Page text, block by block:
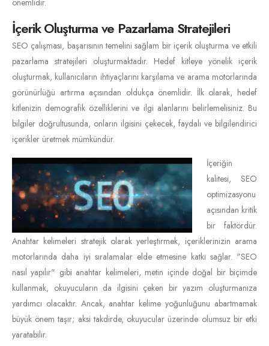
önemlidir.
İçerik Oluşturma ve Pazarlama Stratejileri
SEO çalışması, başarısının temelini sağlam bir içerik oluşturma ve etkili
pazarlama stratejileri oluşturmaktadır. Hedef kitleye yönelik içerik
oluşturmak, kullanıcıların ihtiyaçlarını karşılama ve arama motorlarında
görünürlüğü artırma açısından oldukça önemlidir. İlk olarak, hedef
kitlenizin demografik özelliklerini ve ilgi alanlarını belirlemelisiniz. Bu
bilgiler doğrultusunda, onların ilgisini çekecek, faydalı ve bilgilendirici
içerikler üretmek mümkündür.
İçeriğin
kalitesi, SEO
optimizasyonu
açısından kritik
bir faktördür.
Anahtar kelimeleri stratejik olarak yerleştirmek, içeriklerinizin arama
motorlarında daha iyi sıralamalar elde etmesine katkı sağlar. "SEO
nasıl yapılır" gibi anahtar kelimeleri, metin içinde doğal bir biçimde
kullanmak, okuyucuların da ilgisini çeken bir yazım oluşturmanıza
yardımcı olacaktır. Ancak, anahtar kelime yoğunluğunu abartmamak
büyük önem taşır; aksi takdirde, okuyucular üzerinde olumsuz bir etki
yaratabilir.